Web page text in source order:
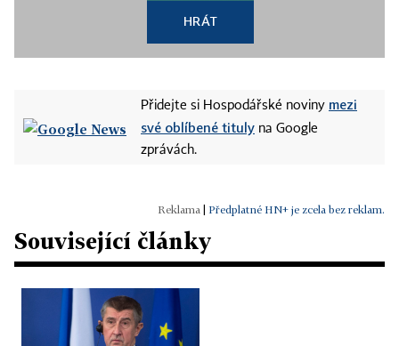
HRÁT
Přidejte si Hospodářské noviny mezi
své oblíbené tituly na Google
zprávách.
Předplatné HN+ je zcela bez reklam.
Související články